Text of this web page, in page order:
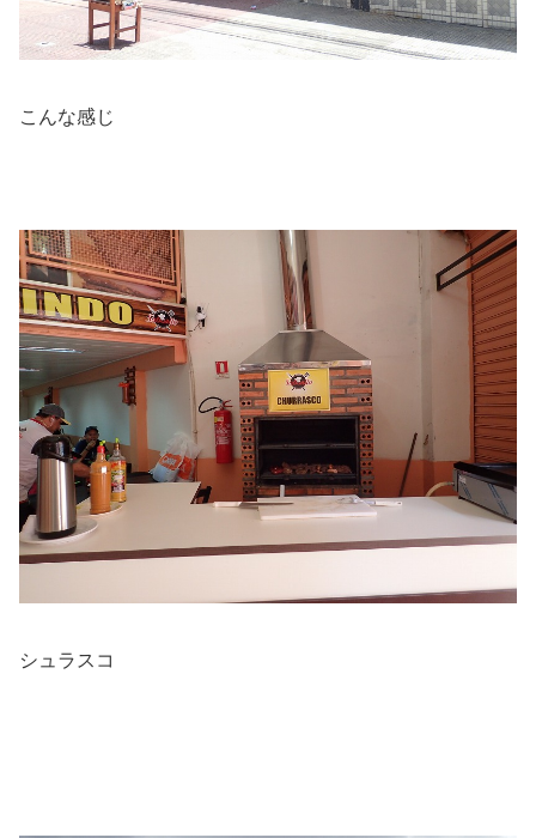
こんな感じ
シュラスコ